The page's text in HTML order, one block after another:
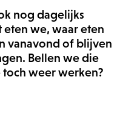
nog dagelijks
eten we, waar eten
vanavond of blijven
Bellen we die
weer werken?